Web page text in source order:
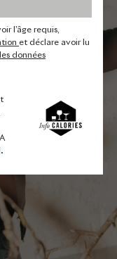
l’âge requis,
et déclare avoir lu
données
.